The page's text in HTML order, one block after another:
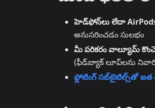
హెడ్‌ఫోన్‌లు లేదా
అనుసరించడం సులభం
మీ పరికరం వాల్యూమ్
(ఫీడ్‌బ్యాక్ లూప్‌లను
ఫ్లోటింగ్ సబ్‌టైటిల్స్‌తో